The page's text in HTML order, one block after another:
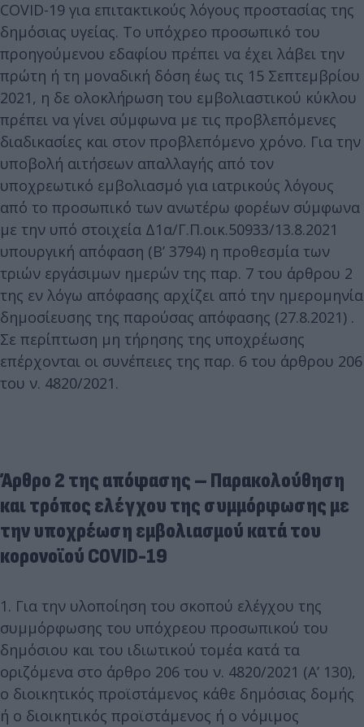
COVID-19 για επιτακτικούς λόγους προστασίας της
δημόσιας υγείας. Το υπόχρεο προσωπικό του
προηγούμενου εδαφίου πρέπει να έχει λάβει την
πρώτη ή τη μοναδική δόση έως τις 15 Σεπτεμβρίου
2021, η δε ολοκλήρωση του εμβολιαστικού κύκλου
πρέπει να γίνει σύμφωνα με τις προβλεπόμενες
διαδικασίες και στον προβλεπόμενο χρόνο. Για την
υποβολή αιτήσεων απαλλαγής από τον
υποχρεωτικό εμβολιασμό για ιατρικούς λόγους
από το προσωπικό των ανωτέρω φορέων σύμφωνα
με την υπό στοιχεία Δ1α/Γ.Π.οικ.50933/13.8.2021
υπουργική απόφαση (Β’ 3794) η προθεσμία των
τριών εργάσιμων ημερών της παρ. 7 του άρθρου 2
της εν λόγω απόφασης αρχίζει από την ημερομηνία
δημοσίευσης της παρούσας απόφασης (27.8.2021) .
Σε περίπτωση μη τήρησης της υποχρέωσης
επέρχονται οι συνέπειες της παρ. 6 του άρθρου 206
του ν. 4820/2021.
Άρθρο 2 της απόφασης – Παρακολούθηση
και τρόπος ελέγχου της συμμόρφωσης με
την υποχρέωση εμβολιασμού κατά του
κορονοϊού COVID-19
1. Για την υλοποίηση του σκοπού ελέγχου της
συμμόρφωσης του υπόχρεου προσωπικού του
δημόσιου και του ιδιωτικού τομέα κατά τα
οριζόμενα στο άρθρο 206 του ν. 4820/2021 (Α’ 130),
ο διοικητικός προϊστάμενος κάθε δημόσιας δομής
ή ο διοικητικός προϊστάμενος ή ο νόμιμος